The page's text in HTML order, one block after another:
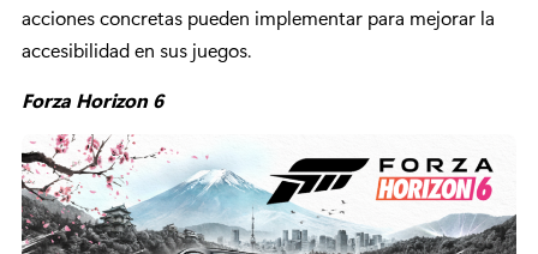
acciones concretas pueden implementar para mejorar la
accesibilidad en sus juegos.
Forza Horizon 6